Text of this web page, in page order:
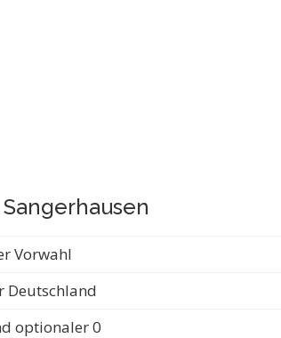
Vorwahl
Deutschland
optionaler 0